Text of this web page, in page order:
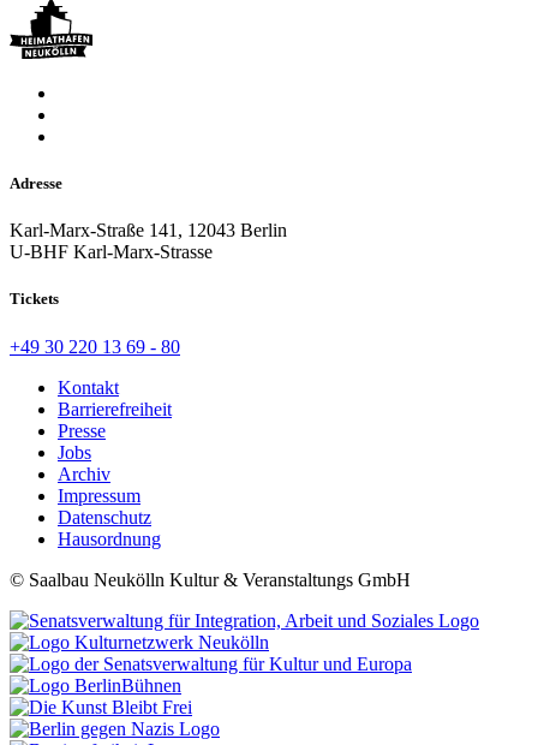
Adresse
Karl-Marx-Straße 141, 12043 Berlin
U-BHF Karl-Marx-Strasse
Tickets
+49 30 220 13 69 - 80
Kontakt
Barrierefreiheit
Presse
Jobs
Archiv
Impressum
Datenschutz
Hausordnung
© Saalbau Neukölln Kultur & Veranstaltungs GmbH